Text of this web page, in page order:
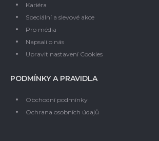
Kariéra
Speciální a slevové akce
Pro média
Napsali o nás
Upravit nastavení Cookies
PODMÍNKY A PRAVIDLA
Obchodní podmínky
Ochrana osobních údajů